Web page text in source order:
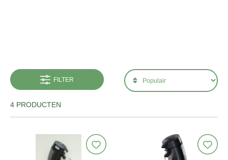
FILTER
4 PRODUCTEN